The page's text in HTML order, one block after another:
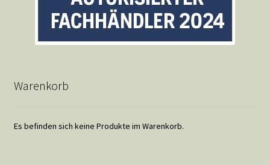
Warenkorb
Es befinden sich keine Produkte im Warenkorb.